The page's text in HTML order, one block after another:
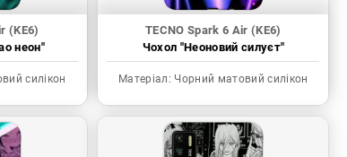
(KE6)
неон"
силікон
TECNO Spark 6 Air (KE6)
Чохол "Неоновий силуєт"
Матеріал: Чорний матовий силікон